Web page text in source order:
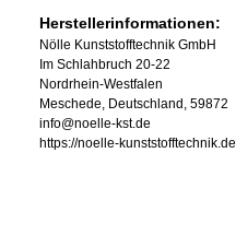
Herstellerinformationen:
Nölle Kunststofftechnik GmbH
Im Schlahbruch 20-22
Nordrhein-Westfalen
Meschede, Deutschland, 59872
info@noelle-kst.de
https://noelle-kunststofftechnik.de